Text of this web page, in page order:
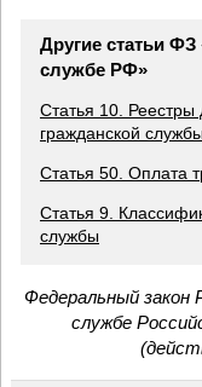
Другие статьи
службе РФ»
Статья 10. Реестры
гражданской
Статья 50. Оплата
Статья 9.
службы
Федеральный закон
службе